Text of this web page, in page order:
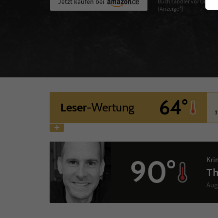
(Anzeige*)
Leser-Wertung 64°
90°